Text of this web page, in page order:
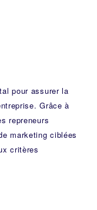
pour assurer la
Grâce à
repreneurs
marketing ciblées
critères